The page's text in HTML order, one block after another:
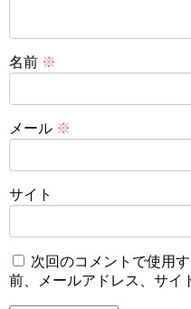
名前 ※
メール ※
サイト
次回のコメントで使用
前、メールアドレス、サイ